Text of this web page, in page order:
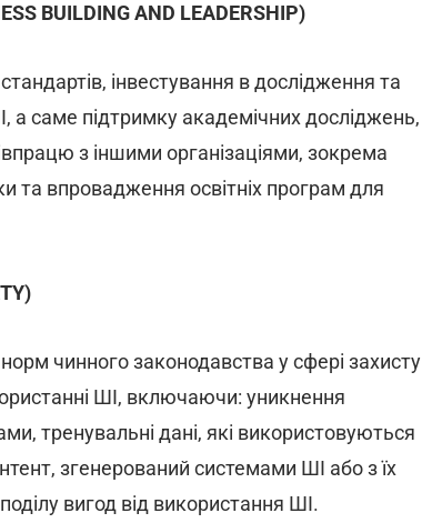
BUILDING AND LEADERSHIP)
інвестування в дослідження та
а саме підтримку академічних досліджень,
з іншими організаціями, зокрема
та впровадження освітніх програм для
чинного законодавства у сфері захисту
ШІ, включаючи: уникнення
тренувальні дані, які використовуються
згенерований системами ШІ або з їх
вигод від використання ШІ.